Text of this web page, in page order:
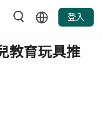
登入
教育玩具推